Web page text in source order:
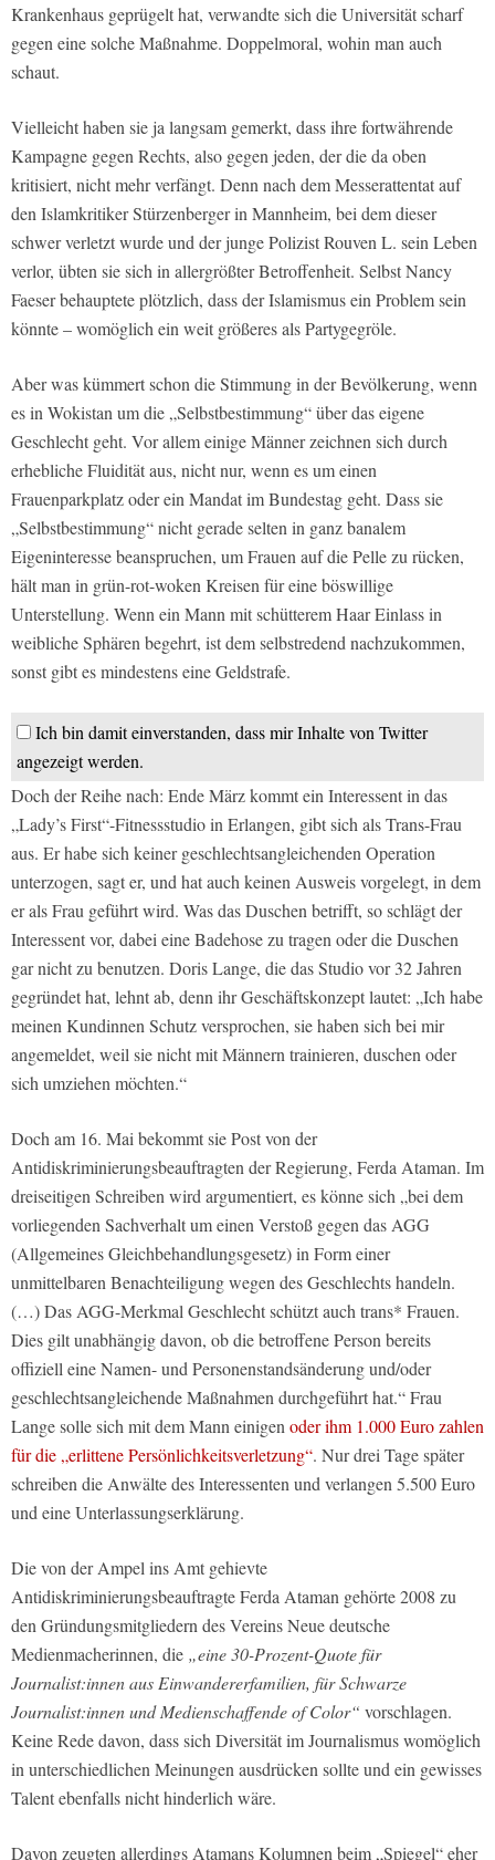
Krankenhaus geprügelt hat, verwandte sich die Universität scharf
gegen eine solche Maßnahme. Doppelmoral, wohin man auch
schaut.
Vielleicht haben sie ja langsam gemerkt, dass ihre fortwährende
Kampagne gegen Rechts, also gegen jeden, der die da oben
kritisiert, nicht mehr verfängt. Denn nach dem Messerattentat auf
den Islamkritiker Stürzenberger in Mannheim, bei dem dieser
schwer verletzt wurde und der junge Polizist Rouven L. sein Leben
verlor, übten sie sich in allergrößter Betroffenheit. Selbst Nancy
Faeser behauptete plötzlich, dass der Islamismus ein Problem sein
könnte – womöglich ein weit größeres als Partygegröle.
Aber was kümmert schon die Stimmung in der Bevölkerung, wenn
es in Wokistan um die „Selbstbestimmung“ über das eigene
Geschlecht geht. Vor allem einige Männer zeichnen sich durch
erhebliche Fluidität aus, nicht nur, wenn es um einen
Frauenparkplatz oder ein Mandat im Bundestag geht. Dass sie
„Selbstbestimmung“ nicht gerade selten in ganz banalem
Eigeninteresse beanspruchen, um Frauen auf die Pelle zu rücken,
hält man in grün-rot-woken Kreisen für eine böswillige
Unterstellung. Wenn ein Mann mit schütterem Haar Einlass in
weibliche Sphären begehrt, ist dem selbstredend nachzukommen,
sonst gibt es mindestens eine Geldstrafe.
Ich bin damit einverstanden, dass mir Inhalte von Twitter
angezeigt werden.
Doch der Reihe nach: Ende März kommt ein Interessent in das
„Lady’s First“-Fitnessstudio in Erlangen, gibt sich als Trans-Frau
aus. Er habe sich keiner geschlechtsangleichenden Operation
unterzogen, sagt er, und hat auch keinen Ausweis vorgelegt, in dem
er als Frau geführt wird. Was das Duschen betrifft, so schlägt der
Interessent vor, dabei eine Badehose zu tragen oder die Duschen
gar nicht zu benutzen. Doris Lange, die das Studio vor 32 Jahren
gegründet hat, lehnt ab, denn ihr Geschäftskonzept lautet: „Ich habe
meinen Kundinnen Schutz versprochen, sie haben sich bei mir
angemeldet, weil sie nicht mit Männern trainieren, duschen oder
sich umziehen möchten.“
Doch am 16. Mai bekommt sie Post von der
Antidiskriminierungsbeauftragten der Regierung, Ferda Ataman. Im
dreiseitigen Schreiben wird argumentiert, es könne sich „bei dem
vorliegenden Sachverhalt um einen Verstoß gegen das AGG
(Allgemeines Gleichbehandlungsgesetz) in Form einer
unmittelbaren Benachteiligung wegen des Geschlechts handeln.
(…) Das AGG-Merkmal Geschlecht schützt auch trans* Frauen.
Dies gilt unabhängig davon, ob die betroffene Person bereits
offiziell eine Namen- und Personenstandsänderung und/oder
geschlechtsangleichende Maßnahmen durchgeführt hat.“ Frau
Lange solle sich mit dem Mann einigenoder ihm 1.000 Euro zahlen
für die „erlittene Persönlichkeitsverletzung“. Nur drei Tage später
schreiben die Anwälte des Interessenten und verlangen 5.500 Euro
und eine Unterlassungserklärung.
Die von der Ampel ins Amt gehievte
Antidiskriminierungsbeauftragte Ferda Ataman gehörte 2008 zu
den Gründungsmitgliedern des Vereins Neue deutsche
Medienmacherinnen, die „eine 30-Prozent-Quote für
Journalist:innen aus Einwandererfamilien, für Schwarze
Journalist:innen und Medienschaffende of Color“ vorschlagen.
Keine Rede davon, dass sich Diversität im Journalismus womöglich
in unterschiedlichen Meinungen ausdrücken sollte und ein gewisses
Talent ebenfalls nicht hinderlich wäre.
Davon zeugten allerdings Atamans Kolumnen beim „Spiegel“ eher